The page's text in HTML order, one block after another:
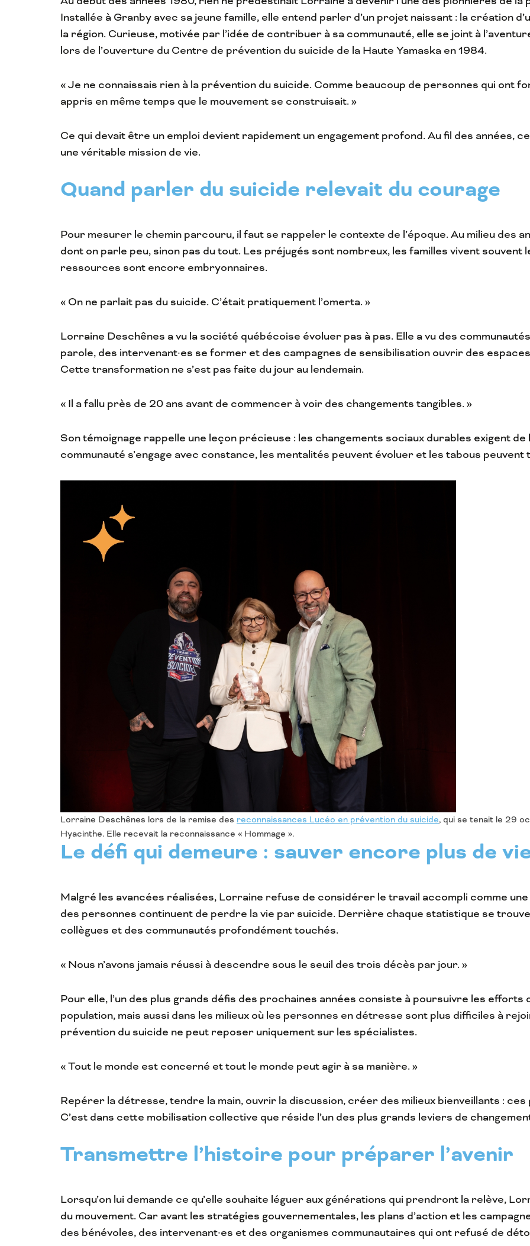
Installée à Granby avec sa jeune famille, elle entend parler d’un projet naissant : la création
la région. Curieuse, motivée par l’idée de contribuer à sa communauté, elle se joint à
lors de l’ouverture du Centre de prévention du suicide de la Haute Yamaska en 1984.
« Je ne connaissais rien à la prévention du suicide. Comme beaucoup de personnes qui ont
appris en même temps que le mouvement se construisait. »
Ce qui devait être un emploi devient rapidement un engagement profond. Au fil des
une véritable mission de vie.
Quand parler du suicide relevait du courage
Pour mesurer le chemin parcouru, il faut se rappeler le contexte de l’époque. Au milieu des
dont on parle peu, sinon pas du tout. Les préjugés sont nombreux, les familles vivent souvent
ressources sont encore embryonnaires.
« On ne parlait pas du suicide. C’était pratiquement l’omerta. »
Lorraine Deschênes a vu la société québécoise évoluer pas à pas. Elle a vu des
parole, des intervenant·es se former et des campagnes de sensibilisation ouvrir des
Cette transformation ne s’est pas faite du jour au lendemain.
« Il a fallu près de 20 ans avant de commencer à voir des changements tangibles. »
Son témoignage rappelle une leçon précieuse : les changements sociaux durables exigent
communauté s’engage avec constance, les mentalités peuvent évoluer et les tabous peuvent
Lorraine Deschênes lors de la remise des reconnaissances Lucéo en prévention du suicide, qui se tenait le 29
Hyacinthe. Elle recevait la reconnaissance « Hommage ».
Le défi qui demeure : sauver encore plus de
Malgré les avancées réalisées, Lorraine refuse de considérer le travail accompli comme une
des personnes continuent de perdre la vie par suicide. Derrière chaque statistique se
collègues et des communautés profondément touchés.
« Nous n’avons jamais réussi à descendre sous le seuil des trois décès par jour. »
Pour elle, l’un des plus grands défis des prochaines années consiste à poursuivre les efforts
population, mais aussi dans les milieux où les personnes en détresse sont plus difficiles à
prévention du suicide ne peut reposer uniquement sur les spécialistes.
« Tout le monde est concerné et tout le monde peut agir à sa manière. »
Repérer la détresse, tendre la main, ouvrir la discussion, créer des milieux bienveillants :
C’est dans cette mobilisation collective que réside l’un des plus grands leviers de
Transmettre l’histoire pour préparer l’avenir
Lorsqu’on lui demande ce qu’elle souhaite léguer aux générations qui prendront la relève,
du mouvement. Car avant les stratégies gouvernementales, les plans d’action et les
des bénévoles, des intervenant·es et des organismes communautaires qui ont refusé de